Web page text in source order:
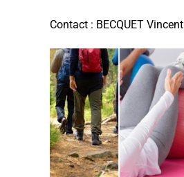
Contact : BECQUET Vincent